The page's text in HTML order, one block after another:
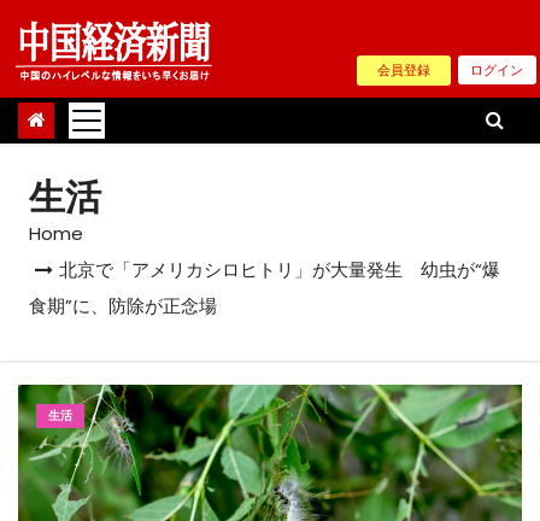
Skip
content
会員登録 ログイン
生活
Home
北京で「アメリカシロヒトリ」が大量発生 幼虫が“爆
食期”に、防除が正念場
生活